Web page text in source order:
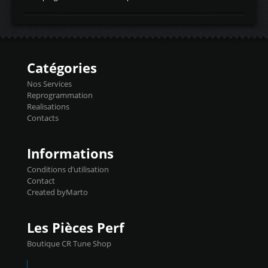
d'admissiontemp ex. pour atmo -30- 80°C
temperaturetemperature ldr moteurtemp
Injecteurs + Flashpro 1370€ TTC Le
précise et performante. Vous pourrez
basculer de la carto sans plomb à Ethanol à
l'aide du flashpro OPTION ECONOMIQUES
Reprog SP 98 sur le calculateur d'origine
450€ TTC Un gain d'environ 10cv et 15nm
Catégories
Nos Services
Reprogrammation
Realisations
Contacts
Informations
Conditions d’utilisation
Contact
Created byMarto
Les Pièces Perf
Boutique CR Tune Shop